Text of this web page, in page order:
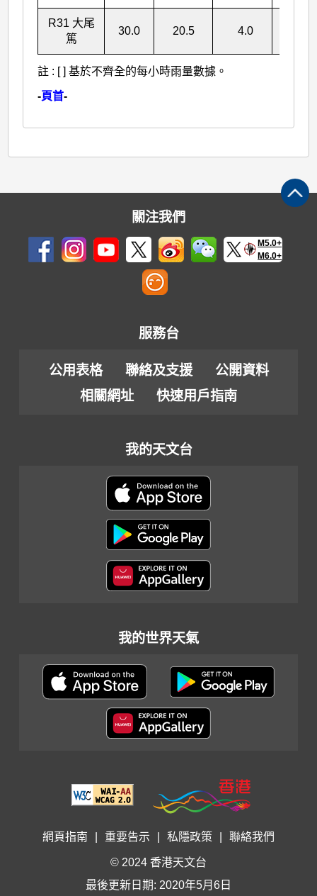
R31 大尾
篤
30.0 20.5 4.0
註 : [ ] 基於不齊全的每小時雨量數據。
-頁首-
關注我們
M5.0+
M6.0+
服務台
公用表格 聯絡及支援
公開資料
相關網址
快速用戶指南
我的天文台
我的世界天氣
網頁指南 重要告示 私隱政策 聯絡我們
© 2024 香港天文台
最後更新日期: 2020年5月6日